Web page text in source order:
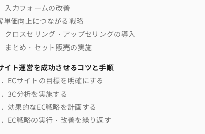
入力フォームの改善
単価向上につながる戦略
クロスセリング・アップセリング​の導入
まとめ・セット販売の実施
イト運営を成功させるコツと手順
ECサイトの目標を明確にする
3C分析を実施する
効果的なEC戦略を計画する
EC戦略の実行・改善を繰り返す